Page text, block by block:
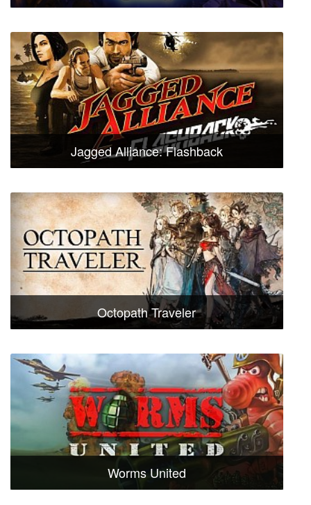
Jagged Alliance: Flashback
Octopath Traveler
Worms United